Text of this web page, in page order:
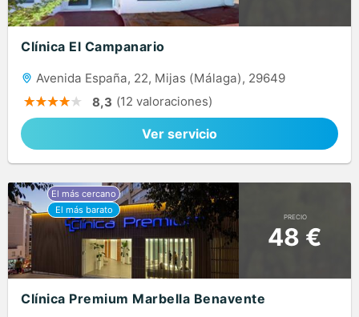
Clínica El Campanario
Avenida España, 22, Mijas (Málaga), 29649
8,3 (12 valoraciones)
Ver servicio
PRECIO
48 €
Clínica Premium Marbella Benavente